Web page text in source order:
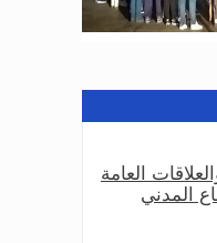
العامة
المدني